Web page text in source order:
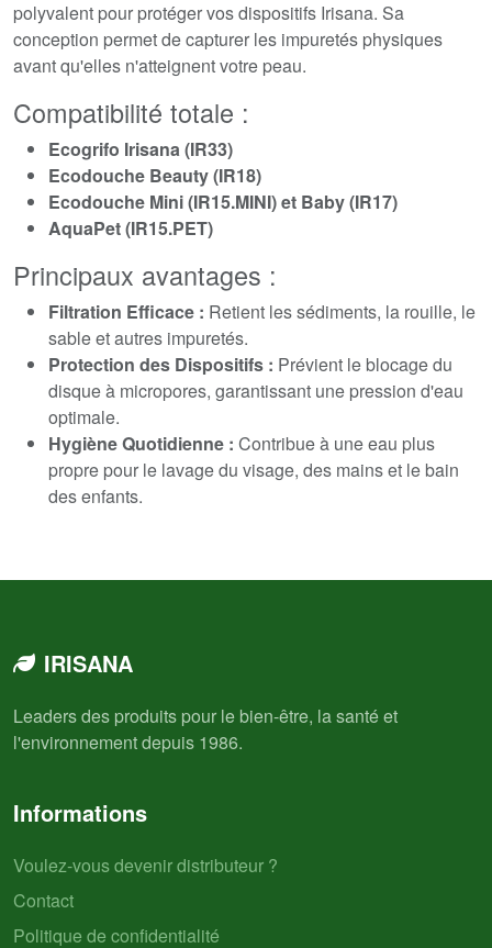
polyvalent pour protéger vos dispositifs Irisana. Sa
conception permet de capturer les impuretés physiques
avant qu'elles n'atteignent votre peau.
Compatibilité totale :
Ecogrifo Irisana (IR33)
Ecodouche Beauty (IR18)
Ecodouche Mini (IR15.MINI) et Baby (IR17)
AquaPet (IR15.PET)
Principaux avantages :
Filtration Efficace : Retient les sédiments, la rouille, le
sable et autres impuretés.
Protection des Dispositifs : Prévient le blocage du
disque à micropores, garantissant une pression d'eau
optimale.
Hygiène Quotidienne : Contribue à une eau plus
propre pour le lavage du visage, des mains et le bain
des enfants.
IRISANA
Leaders des produits pour le bien-être, la santé et
l'environnement depuis 1986.
Informations
Voulez-vous devenir distributeur ?
Contact
Politique de confidentialité